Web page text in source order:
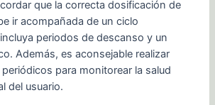
que la correcta dosificación de
ir acompañada de un ciclo
periodos de descanso y un
Además, es aconsejable realizar
para monitorear la salud
del usuario.